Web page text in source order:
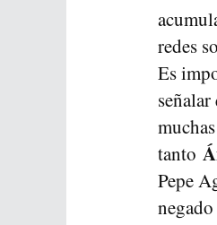
redes
Es
señalar
tanto
Pepe